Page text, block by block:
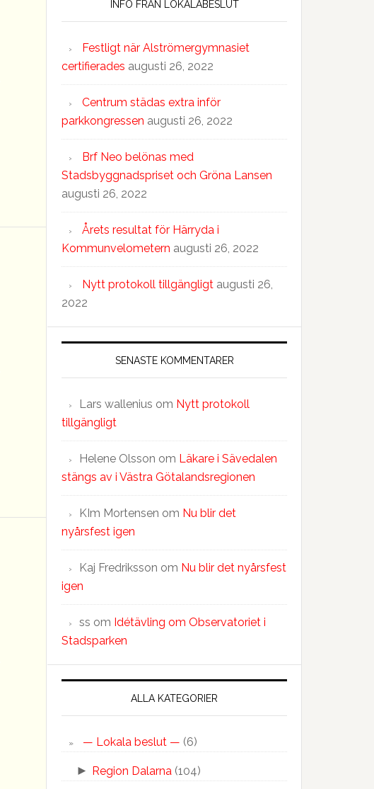
INFO FRÅN LOKALABESLUT
Festligt när Alströmergymnasiet
certifierades augusti 26, 2022
Centrum städas extra inför
parkkongressen augusti 26, 2022
Brf Neo belönas med
Stadsbyggnadspriset och Gröna Lansen
augusti 26, 2022
Årets resultat för Härryda i
Kommunvelometern augusti 26, 2022
Nytt protokoll tillgängligt augusti 26,
2022
SENASTE KOMMENTARER
Lars wallenius om Nytt protokoll
tillgängligt
Helene Olsson om Läkare i Sävedalen
stängs av i Västra Götalandsregionen
KIm Mortensen om Nu blir det
nyårsfest igen
Kaj Fredriksson om Nu blir det nyårsfest
igen
ss om Idétävling om Observatoriet i
Stadsparken
ALLA KATEGORIER
— Lokala beslut — (6)
► Region Dalarna (104)